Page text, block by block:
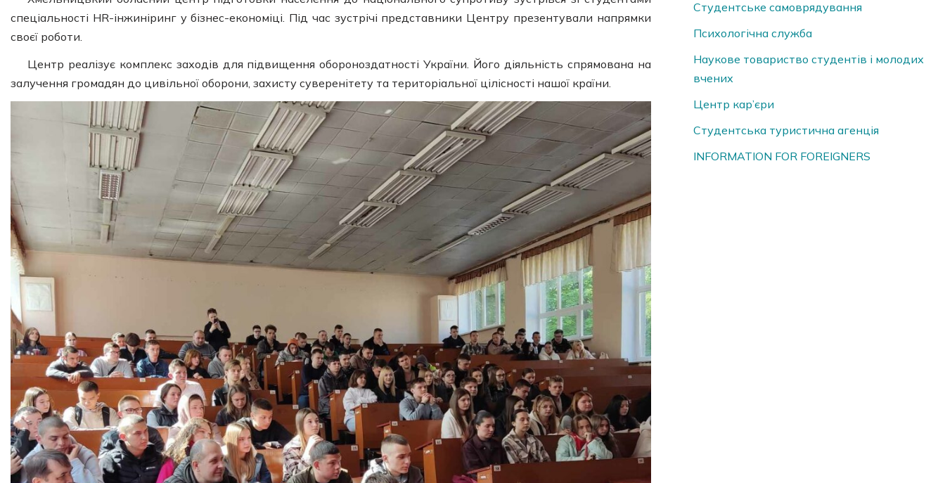
спеціальності HR-інжиніринг у бізнес-економіці. Під час зустрічі представники Центру презентували напрямки
своєї роботи.
Центр реалізує комплекс заходів для підвищення обороноздатності України. Його діяльність спрямована на
залучення громадян до цивільної оборони, захисту суверенітету та територіальної цілісності нашої країни.
Студентське самоврядування
Психологічна служба
Наукове товариство студентів і молодих
вчених
Центр кар’єри
Студентська туристична агенція
INFORMATION FOR FOREIGNERS